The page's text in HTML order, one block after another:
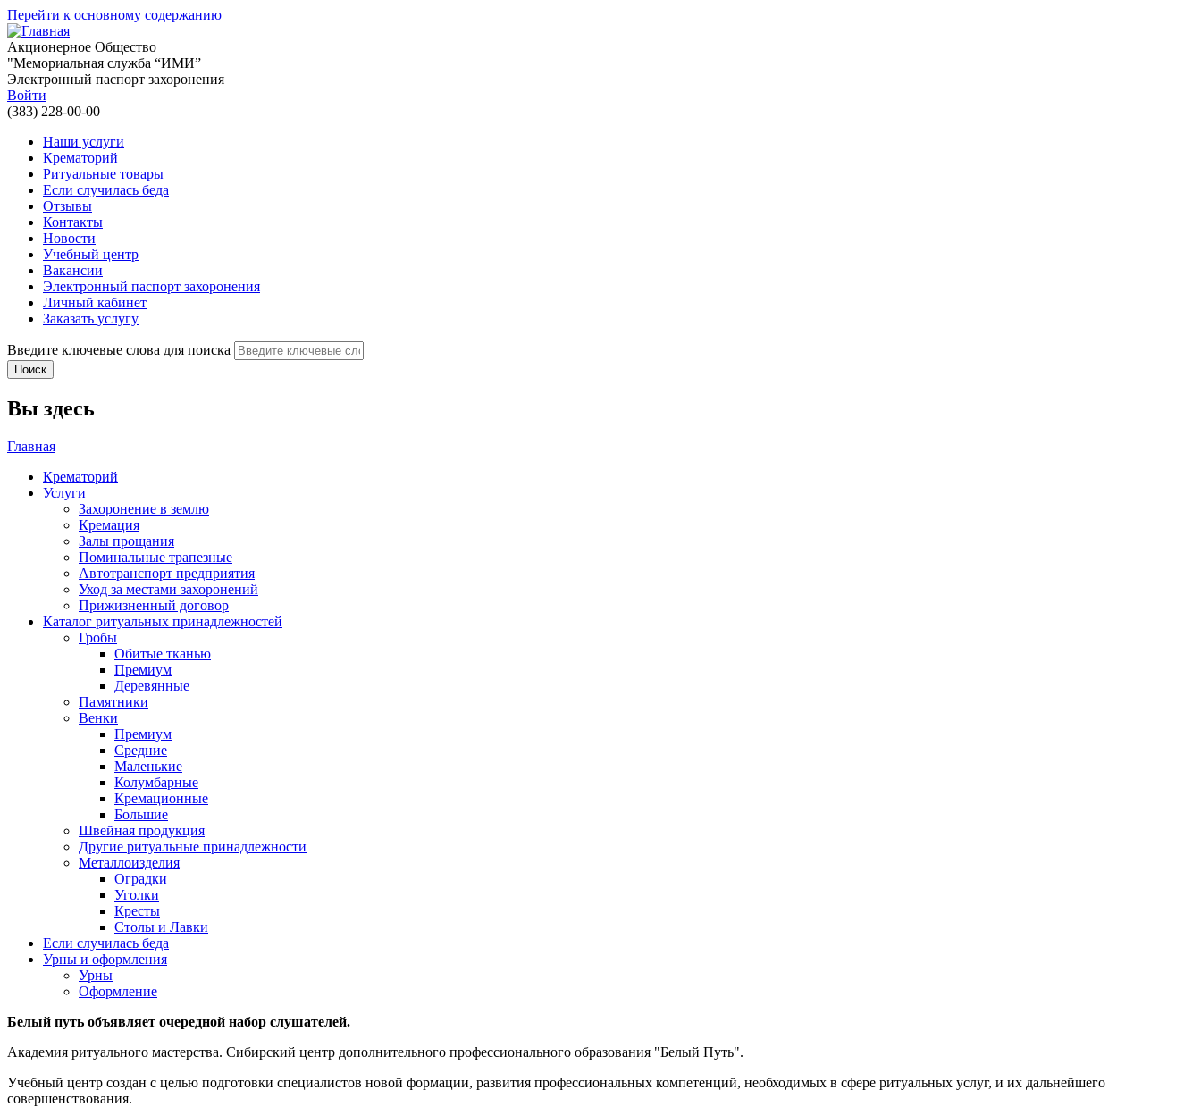
Перейти к основному содержанию
Акционерное Общество
"Мемориальная служба “ИМИ”
Электронный паспорт захоронения
Войти
(383) 228-00-00
Наши услуги
Крематорий
Ритуальные товары
Если случилась беда
Отзывы
Контакты
Новости
Учебный центр
Вакансии
Электронный паспорт захоронения
Личный кабинет
Заказать услугу
Введите ключевые слова для поиска
Вы здесь
Главная
Крематорий
Услуги
Захоронение в землю
Кремация
Залы прощания
Поминальные трапезные
Автотранспорт предприятия
Уход за местами захоронений
Прижизненный договор
Каталог ритуальных принадлежностей
Гробы
Обитые тканью
Премиум
Деревянные
Памятники
Венки
Премиум
Средние
Маленькие
Колумбарные
Кремационные
Большие
Швейная продукция
Другие ритуальные принадлежности
Металлоизделия
Оградки
Уголки
Кресты
Столы и Лавки
Если случилась беда
Урны и оформления
Урны
Оформление
Белый путь объявляет очередной набор слушателей.
Академия ритуального мастерства. Сибирский центр дополнительного профессионального образования "Белый Путь".
Учебный центр создан с целью подготовки специалистов новой формации, развития профессиональных компетенций, необходимых в сфере ритуальных услуг, и их дальнейшего
совершенствования.